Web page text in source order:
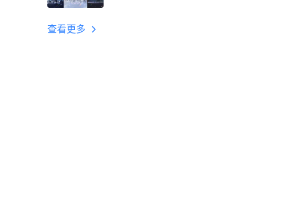
查看更多